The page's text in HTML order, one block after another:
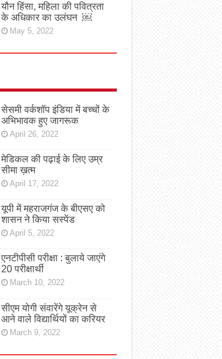
यौन हिंसा, महिला की पवित्रता
के अधिकार का उलंघन ￼
May 5, 2022
सेसमी वर्कशॉप इंडिया में बच्चों के
अभिभावक हुए जागरूक
April 26, 2022
मेडिकल की पढ़ाई के लिए उम्र
सीमा ख़त्म
April 17, 2022
यूपी में महराजगंज के बीएसए को
शासन ने किया सस्पेंड
April 5, 2022
एनटीपीसी परीक्षा : बुलाये जाएंगे
20 परीक्षार्थी
March 10, 2022
सीएम योगी संवारेंगे यूक्रेन से
आने वाले विद्यार्थियों का करियर
March 9, 2022